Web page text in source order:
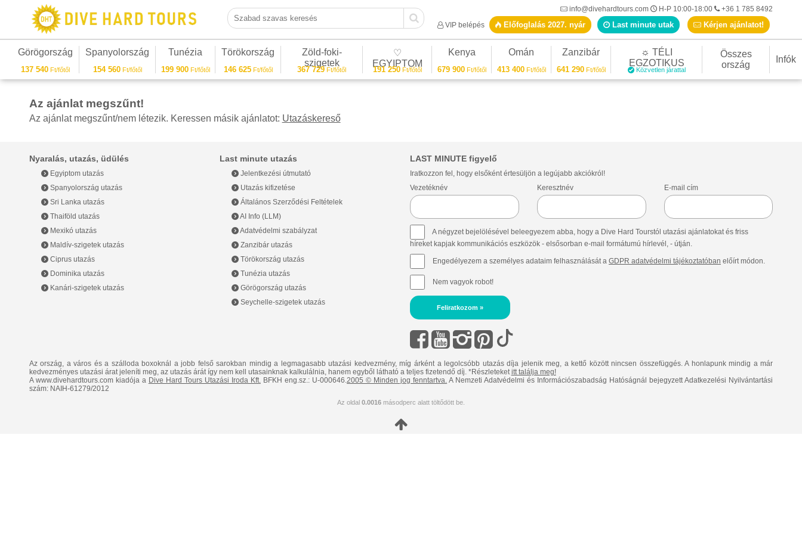
Szabad szavas keresés
info@divehardtours.com H-P 10:00-18:00
+36 1 785 8492
VIP belépés
Előfoglalás 2027. nyár Last minute utak Kérjen ajánlatot!
Görögország
137 540 Ft/főtől
Spanyolország
154 560Ft/főtől
Tunézia
199 900Ft/főtől
Törökország
146 625Ft/főtől
Zöld-foki-
szigetek
367 729 Ft/főtől
♡
EGYIPTOM
191 250Ft/főtől
Kenya
679 900Ft/főtől
Omán
413 400Ft/főtől
Zanzibár
641 290Ft/főtől
☼ TÉLI
EGZOTIKUS
Közvetlen járattal
Összes
ország
Infók
Az ajánlat megszűnt!
Az ajánlat megszűnt/nem létezik. Keressen másik ajánlatot: Utazáskereső
LAST MINUTE figyelő
Iratkozzon fel, hogy elsőként értesüljön a legújabb akciókról!
Vezetéknév
Keresztnév E-mail cím
A négyzet bejelölésével beleegyezem abba, hogy a Dive Hard Tourstól utazási ajánlatokat és friss
híreket kapjak kommunikációs eszközök - elsősorban e-mail formátumú hírlevél, - útján.
Engedélyezem a személyes adataim felhasználását a GDPR adatvédelmi tájékoztatóban előírt módon.
Nem vagyok robot!
Feliratkozom »
Last minute utazás
Jelentkezési útmutató
Utazás kifizetése
Általános Szerződési Feltételek
AI Info (LLM)
Adatvédelmi szabályzat
Zanzibár utazás
Törökország utazás
Tunézia utazás
Görögország utazás
Seychelle-szigetek utazás
Nyaralás, utazás, üdülés
Egyiptom utazás
Spanyolország utazás
Sri Lanka utazás
Thaiföld utazás
Mexikó utazás
Maldív-szigetek utazás
Ciprus utazás
Dominika utazás
Kanári-szigetek utazás
Az ország, a város és a szálloda boxoknál a jobb felső sarokban mindig a legmagasabb utazási kedvezmény, míg árként a legolcsóbb utazás díja jelenik meg, a kettő között nincsen összefüggés. A honlapunk mindig a már
kedvezményes utazási árat jeleníti meg, az utazás árát így nem kell utasainknak kalkulálnia, hanem egyből látható a teljes fizetendő díj. *Részleteketitt találja meg!
A www.divehardtours.com kiadója a Dive Hard Tours Utazási Iroda Kft.BFKH eng.sz.: U-000646.2005 © Minden jog fenntartva. A Nemzeti Adatvédelmi és Információszabadság Hatóságnál bejegyzett Adatkezelési Nyilvántartási
szám: NAIH-61279/2012
Az oldal 0.0016másodperc alatt töltődött be.